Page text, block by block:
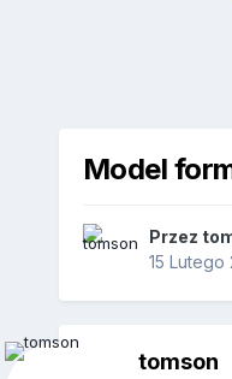
Model
Przez
15 Lutego
tomson